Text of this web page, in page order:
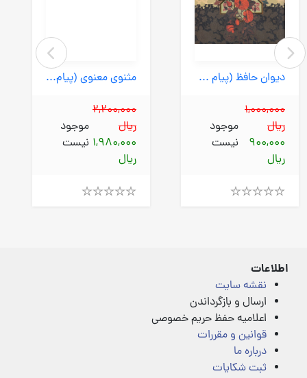
مثنوی معنوی (پیام عدالت) وزیری قابدار چرم برشی
2,200,000
ریال
1,980,000
ریال
موجود
نیست
دیوان حافظ (پیام عدالت) وزیری قابدار گلاسه
1,000,000
ریال
900,000
ریال
موجود
نیست
اطلاعات
نقشه سایت
ارسال و بازگرداندن
اعلامیه حفظ حریم خصوصی
قوانین و مقررات
درباره ما
ثبت شکایات